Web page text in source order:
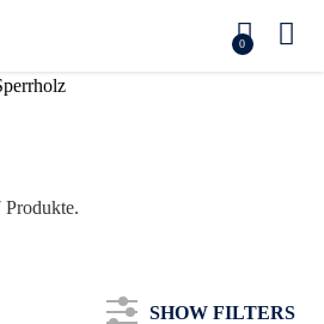
0
SHOW FILTERS